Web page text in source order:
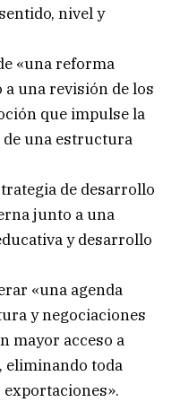
nivel y
«una reforma
una revisión de los
que impulse la
una estructura
de desarrollo
junto a una
y desarrollo
«una agenda
y negociaciones
mayor acceso a
eliminando toda